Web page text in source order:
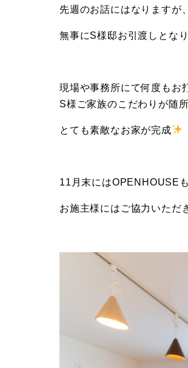
先週のお話にはなりますが、
無事にS様邸お引渡しとなり
現場や事務所にて何度もお
S様ご家族のこだわりが随
とても素敵なお家が完成
11月末にはOPENHOUSE
お施主様にはご協力いただ